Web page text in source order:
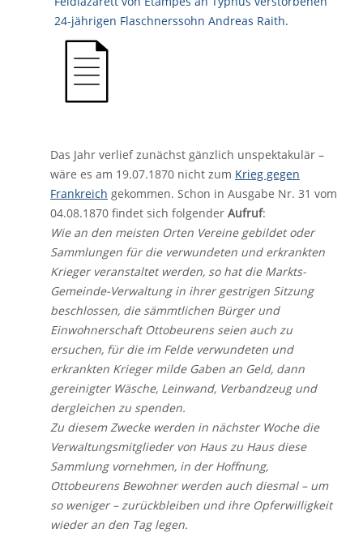
Das Jahr verlief zunächst gänzlich unspektakulär –
wäre es am 19.07.1870 nicht zum Krieg gegen
Frankreich gekommen. Schon in Ausgabe Nr. 31 vom
04.08.1870 findet sich folgender Aufruf:
Wie an den meisten Orten Vereine gebildet oder
Sammlungen für die verwundeten und erkrankten
Krieger veranstaltet werden, so hat die Markts-
Gemeinde-Verwaltung in ihrer gestrigen Sitzung
beschlossen, die sämmtlichen Bürger und
Einwohnerschaft Ottobeurens seien auch zu
ersuchen, für die im Felde verwundeten und
erkrankten Krieger milde Gaben an Geld, dann
gereinigter Wäsche, Leinwand, Verbandzeug und
dergleichen zu spenden.
Zu diesem Zwecke werden in nächster Woche die
Verwaltungsmitglieder von Haus zu Haus diese
Sammlung vornehmen, in der Hoffnung,
Ottobeurens Bewohner werden auch diesmal – um
so weniger – zurückbleiben und ihre Opferwilligkeit
wieder an den Tag legen.